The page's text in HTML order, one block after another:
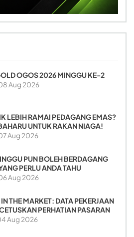
OGOS 2026 MINGGU KE-2
Aug 2026
LEBIH RAMAI PEDAGANG EMAS?
UNTUK RAKAN NIAGA!
Aug 2026
PUN BOLEH BERDAGANG
PERLU ANDA TAHU
Aug 2026
THE MARKET: DATA PEKERJAAN
PERHATIAN PASARAN
Aug 2026